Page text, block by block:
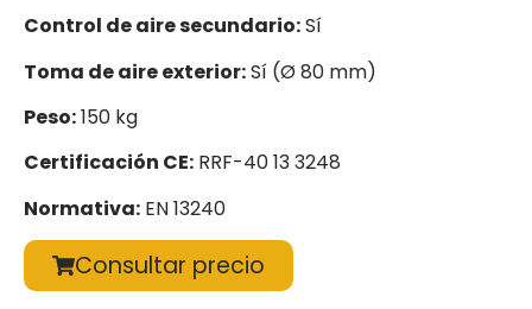
Control de aire secundario:Sí
Toma de aire exterior:Sí (Ø 80 mm)
Peso:150 kg
Certificación CE: RRF-40 13 3248
Normativa: EN 13240
Consultar precio